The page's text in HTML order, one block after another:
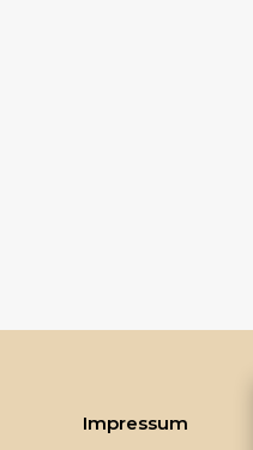
Impressum